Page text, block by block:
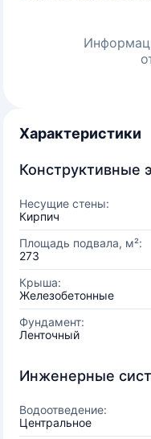
Характеристики
Конструктивные
Несущие стены:
Кирпич
Площадь подвала, м²:
273
Крыша:
Железобетонные
Фундамент:
Ленточный
Инженерные
Водоотведение:
Центральное